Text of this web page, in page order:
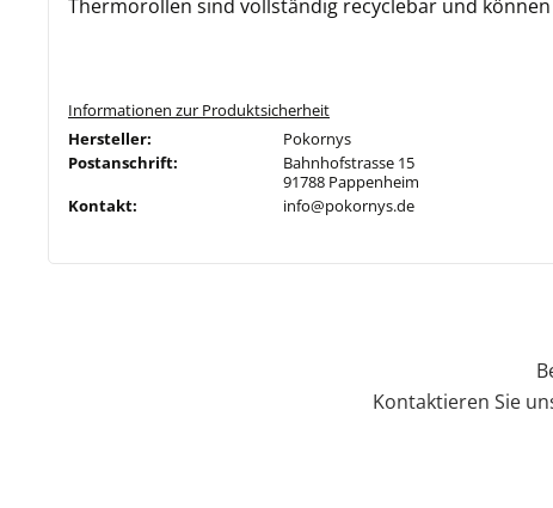
Thermorollen sind vollständig recyclebar und
Informationen zur Produktsicherheit
Hersteller:
Pokornys
Postanschrift:
Bahnhofstrasse 15
91788 Pappenheim
Kontakt:
info@pokornys.de
Kontaktieren Sie